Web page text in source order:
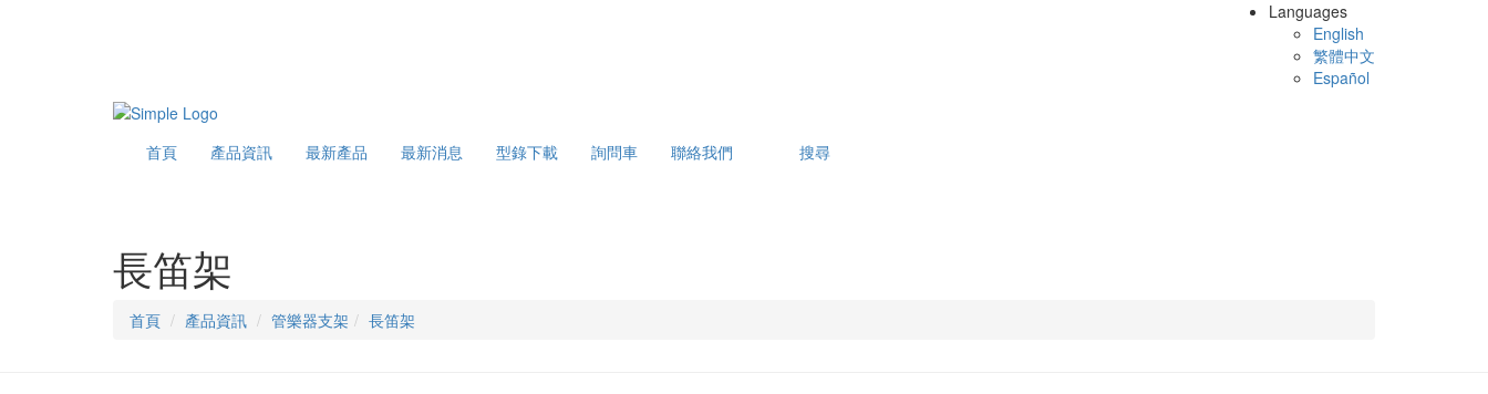
Languages
English
繁體中文
Español
首頁 產品資訊 最新產品 最新消息 型錄下載 詢問車 聯絡我們 搜尋
長笛架
首頁 產品資訊 管樂器支架 長笛架